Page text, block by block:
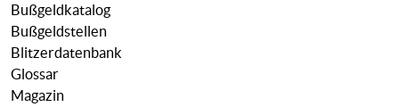
Bußgeldkatalog
Bußgeldstellen
Blitzerdatenbank
Glossar
Magazin